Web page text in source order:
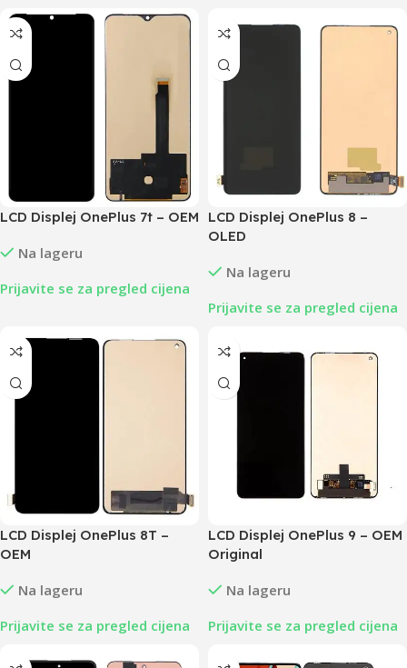
LCD Displej OnePlus 7t – OEM
Na lageru
Prijavite se za pregled cijena
LCD Displej OnePlus 8 –
OLED
Na lageru
Prijavite se za pregled cijena
LCD Displej OnePlus 8T –
OEM
Na lageru
Prijavite se za pregled cijena
LCD Displej OnePlus 9 – OEM
Original
Na lageru
Prijavite se za pregled cijena